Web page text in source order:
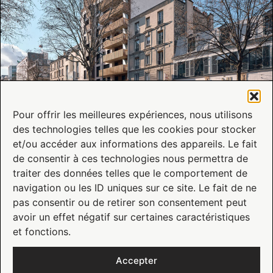
Pour offrir les meilleures expériences, nous utilisons
des technologies telles que les cookies pour stocker
et/ou accéder aux informations des appareils. Le fait
de consentir à ces technologies nous permettra de
traiter des données telles que le comportement de
navigation ou les ID uniques sur ce site. Le fait de ne
pas consentir ou de retirer son consentement peut
avoir un effet négatif sur certaines caractéristiques
et fonctions.
Accepter
Série d’été – Notre premier projet Résidentiel à Clichy pour Quadrato